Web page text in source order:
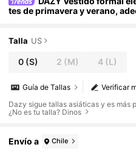
tes de primavera y verano,
o brillante de verano
Talla US
0 (S) 2 (M) 4(L)
Verificar
Guía de Tallas
Dazy sigue tallas asiáticas y es más
¿No es tu talla? Dinos
Envío a Chile